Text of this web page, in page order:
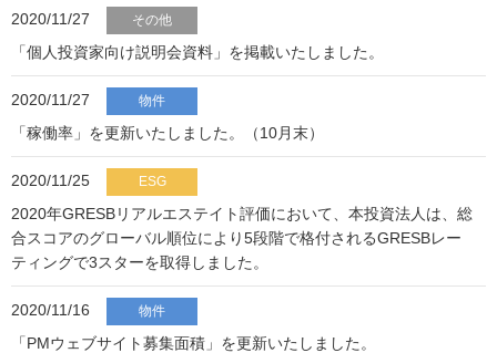
2020/11/27 その他
「個人投資家向け説明会資料」を掲載いたしました。
2020/11/27 物件
「稼働率」を更新いたしました。（10月末）
2020/11/25 ESG
2020年GRESBリアルエステイト評価において、本投資法人は、総
合スコアのグローバル順位により5段階で格付されるGRESBレー
ティングで3スターを取得しました。
2020/11/16 物件
「PMウェブサイト募集面積」を更新いたしました。